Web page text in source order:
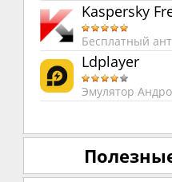
Kaspersky
Бесплатный
Ldplayer
Эмулятор